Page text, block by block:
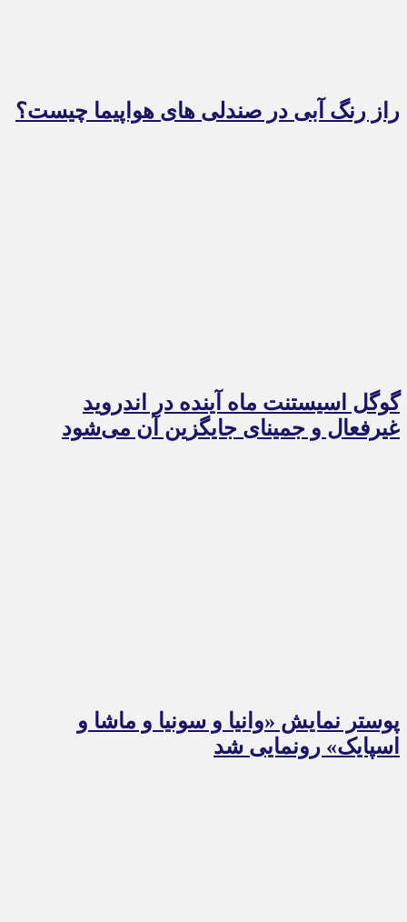
راز رنگ آبی در صندلی های هواپیما چیست؟
گوگل اسیستنت ماه آینده در اندروید
غیرفعال و جمینای جایگزین آن می‌شود
پوستر نمایش «وانیا و سونیا و ماشا و
اسپایک» رونمایی شد